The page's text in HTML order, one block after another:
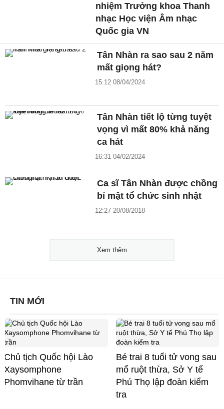
nhiệm Trưởng khoa Thanh
nhạc Học viện Âm nhạc
Quốc gia VN
Tân Nhàn ra sao sau 2 năm
mất giọng hát?
15:12 08/04/2024
Tân Nhàn tiết lộ từng tuyệt
vọng vì mất 80% khả năng
ca hát
16:31 04/02/2024
Ca sĩ Tân Nhàn được chồng
bí mật tổ chức sinh nhật
12:27 20/08/2018
Xem thêm
TIN MỚI
Chủ tịch Quốc hội Lào
Xaysomphone
Phomvihane từ trần
Bé trai 8 tuổi tử vong sau
mổ ruột thừa, Sở Y tế
Phú Thọ lập đoàn kiểm
tra